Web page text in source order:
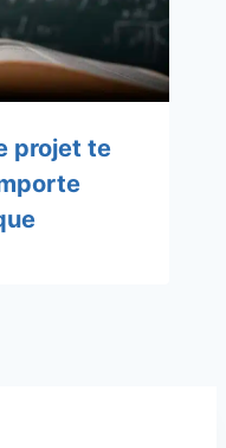
projet te